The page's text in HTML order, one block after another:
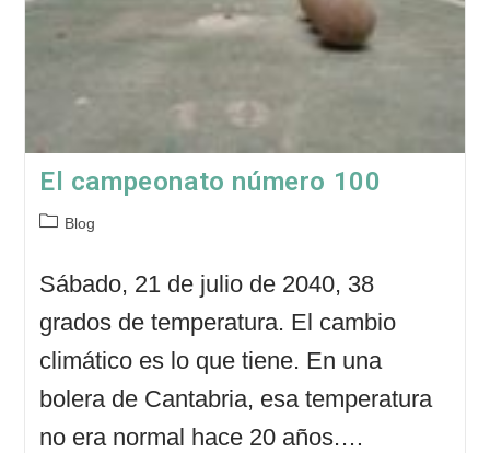
El campeonato número 100
Categoría
entrada:
Blog
Sábado, 21 de julio de 2040, 38
grados de temperatura. El cambio
climático es lo que tiene. En una
bolera de Cantabria, esa temperatura
no era normal hace 20 años.…